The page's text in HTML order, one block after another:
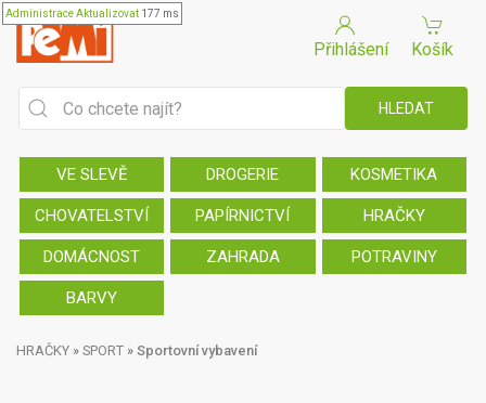
AdministraceAktualizovat 177 ms
Přihlášení Košík
VE SLEVĚ DROGERIE KOSMETIKA
CHOVATELSTVÍ PAPÍRNICTVÍ HRAČKY
DOMÁCNOST ZAHRADA POTRAVINY
BARVY
HRAČKY » SPORT » Sportovní vybavení